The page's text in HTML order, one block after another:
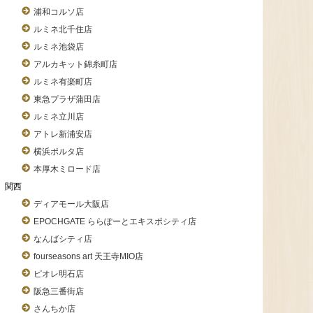
浦和コルソ店
ルミネ北千住店
ルミネ池袋店
アルカキット錦糸町店
ルミネ有楽町店
東急プラザ蒲田店
ルミネ立川店
アトレ新浦安店
横浜ポルタ店
本厚木ミロード店
関西
ディアモール大阪店
EPOCHGATE ららぽーとエキスポシティ店
なんばシティ店
fourseasons art 天王寺MIO店
ピオレ明石店
阪急三番街店
さんちか店